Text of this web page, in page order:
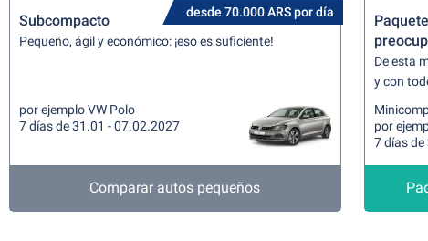
desde 70.000 ARS por día
Subcompacto
Pequeño, ágil y económico: ¡eso es suficiente!
por ejemplo VW Polo
7 días de 31.01 - 07.02.2027
Comparar autos pequeños
De esta
y con
por
7 días